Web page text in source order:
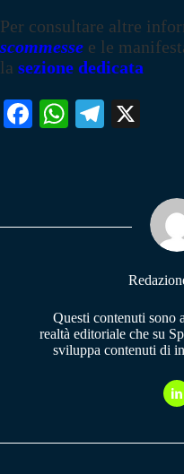
Per consultare altre
scommesse e le
la sezione dedicata
Fa W
pp
Te
m
Questi contenuti sono
realtà editoriale che su
sviluppa contenuti di